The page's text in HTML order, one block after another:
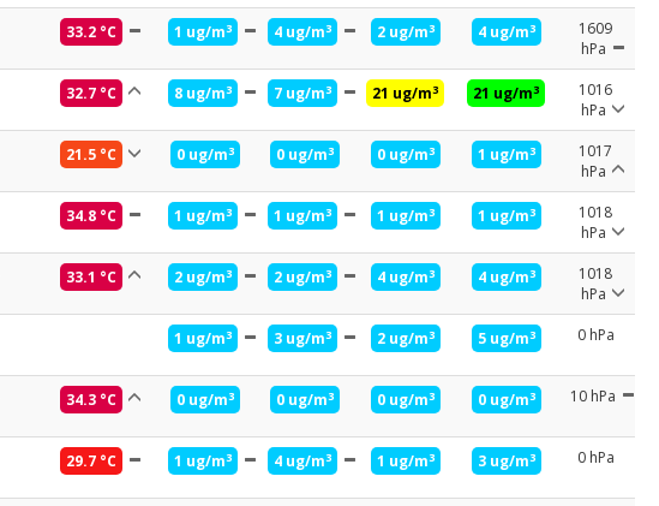
33.2 °C 1 ug/m3 4 ug/m3 2 ug/m3 4 ug/m3
1609
hPa
32.7 °C 8 ug/m3 7 ug/m3 21 ug/m3 21 ug/m3
1016
hPa
21.5 °C 0 ug/m3 0 ug/m3 0 ug/m3 1 ug/m3
1017
hPa
34.8 °C 1 ug/m3 1 ug/m3 1 ug/m3 1 ug/m3
1018
hPa
33.1 °C 2 ug/m3 2 ug/m3 4 ug/m3 4 ug/m3
1018
hPa
1 ug/m3 3 ug/m3 2 ug/m3 5 ug/m3 0 hPa
34.3 °C 0 ug/m3 0 ug/m3 0 ug/m3 0 ug/m3 10 hPa
29.7 °C 1 ug/m3 4 ug/m3 1 ug/m3 3 ug/m3 0 hPa